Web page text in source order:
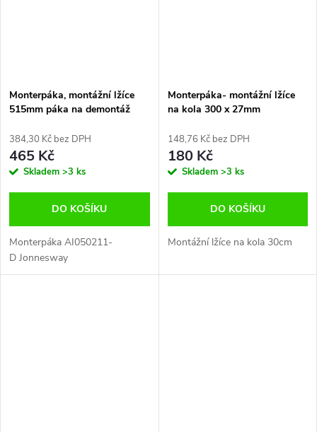
Monterpáka, montážní lžíce
515mm páka na demontáž
AI050211-D
384,30 Kč bez DPH
465 Kč
Skladem >3 ks
DO KOŠÍKU
Monterpáka AI050211-
D Jonnesway
Monterpáka- montážní lžíce
na kola 300 x 27mm
148,76 Kč bez DPH
180 Kč
Skladem >3 ks
DO KOŠÍKU
Montážní lžíce na kola 30cm